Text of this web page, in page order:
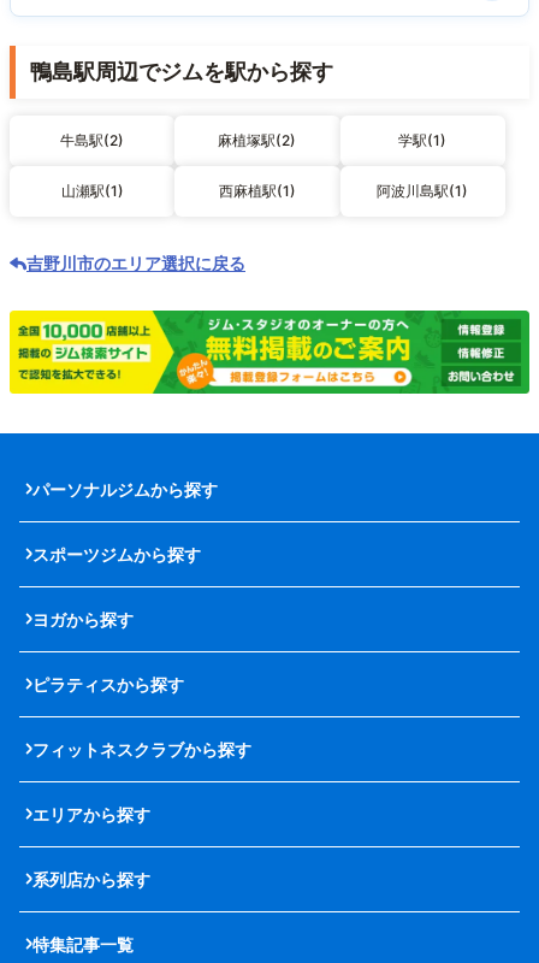
鴨島駅周辺でジムを駅から探す
牛島駅(2) 麻植塚駅(2) 学駅(1)
山瀬駅(1) 西麻植駅(1) 阿波川島駅(1)
吉野川市のエリア選択に戻る
パーソナルジムから探す
スポーツジムから探す
ヨガから探す
ピラティスから探す
フィットネスクラブから探す
エリアから探す
系列店から探す
特集記事一覧